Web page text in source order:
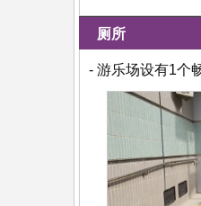
厕所
- 游乐场设有1个